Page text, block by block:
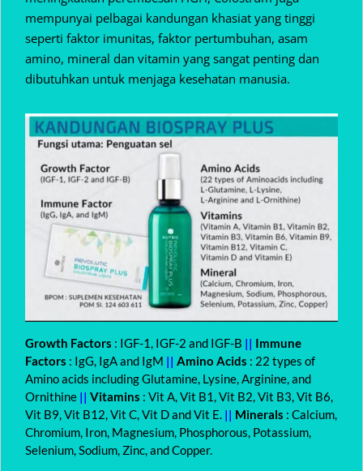
mempunyai pelbagai kandungan khasiat yang tinggi
seperti faktor imunitas, faktor pertumbuhan, asam
amino, mineral dan vitamin yang sangat penting dan
dibutuhkan untuk menjaga kesehatan manusia.
Growth Factors : IGF-1, IGF-2 and IGF-B || Immune
Factors : IgG, IgA and IgM || Amino Acids : 22 types of
Amino acids including Glutamine, Lysine, Arginine, and
Ornithine || Vitamins : Vit A, Vit B1, Vit B2, Vit B3, Vit B6,
Vit B9, Vit B12, Vit C, Vit D and Vit E. || Minerals : Calcium,
Chromium, Iron, Magnesium, Phosphorous, Potassium,
Selenium, Sodium, Zinc, and Copper.